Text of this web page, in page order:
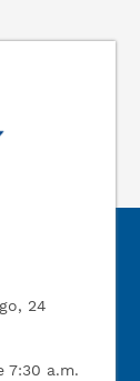
24
7:30 a.m.